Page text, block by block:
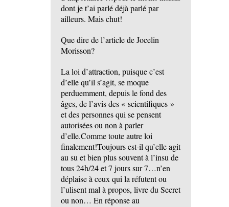
dont je t’ai parlé déjà parlé par
ailleurs. Mais chut!
Que dire de l’article de Jocelin
Morisson?
La loi d’attraction, puisque c’est
d’elle qu’il s’agit, se moque
perduemment, depuis le fond des
âges, de l’avis des « scientifiques »
et des personnes qui se pensent
autorisées ou non à parler
d’elle.Comme toute autre loi
finalement!Toujours est-il qu’elle agit
au su et bien plus souvent à l’insu de
tous 24h/24 et 7 jours sur 7…n’en
déplaise à ceux qui la réfutent ou
l’ulisent mal à propos, livre du Secret
ou non… En réponse au